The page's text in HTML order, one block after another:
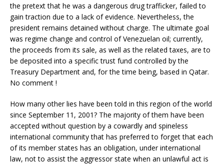
the pretext that he was a dangerous drug trafficker, failed to
gain traction due to a lack of evidence. Nevertheless, the
president remains detained without charge. The ultimate goal
was regime change and control of Venezuelan oil; currently,
the proceeds from its sale, as well as the related taxes, are to
be deposited into a specific trust fund controlled by the
Treasury Department and, for the time being, based in Qatar.
No comment !
How many other lies have been told in this region of the world
since September 11, 2001? The majority of them have been
accepted without question by a cowardly and spineless
international community that has preferred to forget that each
of its member states has an obligation, under international
law, not to assist the aggressor state when an unlawful act is